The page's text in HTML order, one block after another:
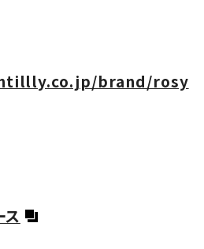
brand/rosy
ス